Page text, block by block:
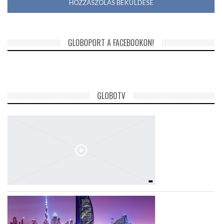
GLOBOPORT A FACEBOOKON!
GLOBOTV